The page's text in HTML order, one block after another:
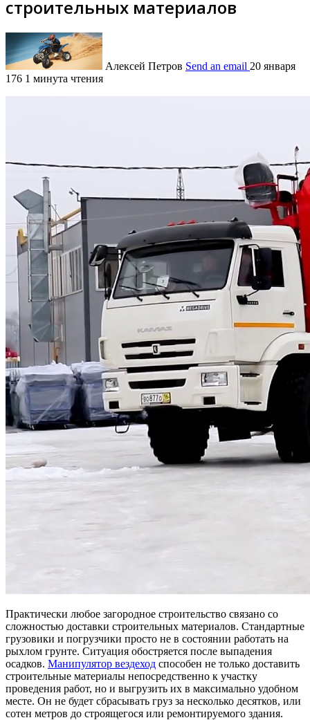
строительных материалов
Алексей Петров Send an email 20 января
176 1 минута чтения
Практически любое загородное строительство связано со
сложностью доставки строительных материалов. Стандартные
грузовики и погрузчики просто не в состоянии работать на
рыхлом грунте. Ситуация обостряется после выпадения
осадков. Манипулятор вездеход способен не только доставить
строительные материалы непосредственно к участку
проведения работ, но и выгрузить их в максимально удобном
месте. Он не будет сбрасывать груз за несколько десятков, или
сотен метров до строящегося или ремонтируемого здания.